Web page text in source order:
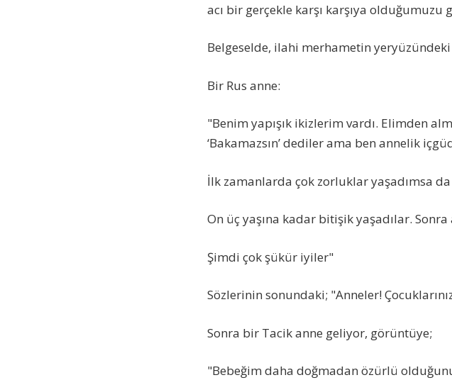
acı bir gerçekle karşı karşıya olduğumuzu
Belgeselde, ilahi merhametin
Bir Rus anne:
"Benim yapışık ikizlerim vardı. Elimden
‘Bakamazsın’ dediler ama ben annelik
İlk zamanlarda çok zorluklar yaşadımsa
On üç yaşına kadar bitişik yaşadılar.
Şimdi çok şükür iyiler"
Sözlerinin sonundaki; "Anneler!
Sonra bir Tacik anne geliyor, görüntüye;
"Bebeğim daha doğmadan özürlü